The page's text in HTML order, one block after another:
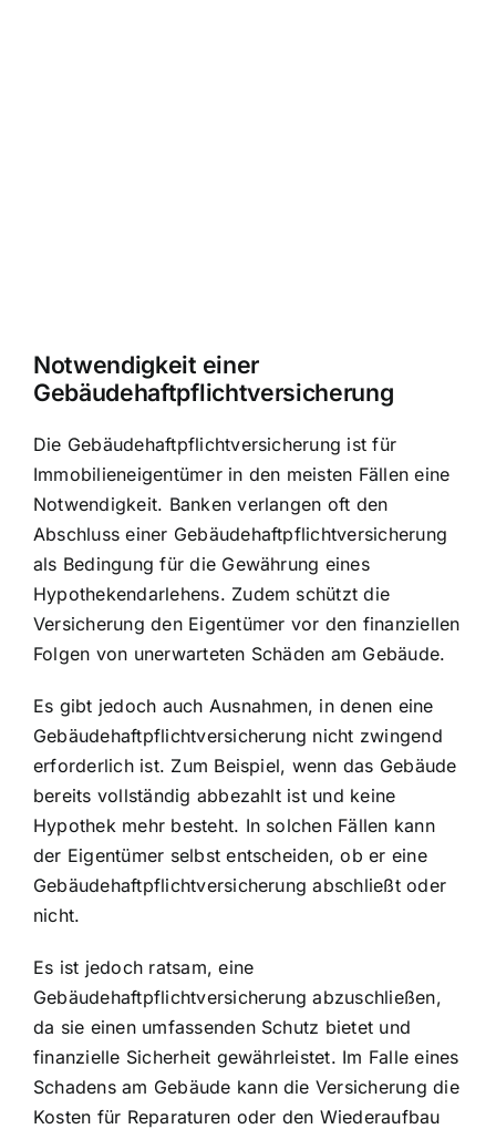
Notwendigkeit einer
Gebäudehaftpflichtversicherung
Die Gebäudehaftpflichtversicherung ist für
Immobilieneigentümer in den meisten Fällen eine
Notwendigkeit. Banken verlangen oft den
Abschluss einer Gebäudehaftpflichtversicherung
als Bedingung für die Gewährung eines
Hypothekendarlehens. Zudem schützt die
Versicherung den Eigentümer vor den finanziellen
Folgen von unerwarteten Schäden am Gebäude.
Es gibt jedoch auch Ausnahmen, in denen eine
Gebäudehaftpflichtversicherung nicht zwingend
erforderlich ist. Zum Beispiel, wenn das Gebäude
bereits vollständig abbezahlt ist und keine
Hypothek mehr besteht. In solchen Fällen kann
der Eigentümer selbst entscheiden, ob er eine
Gebäudehaftpflichtversicherung abschließt oder
nicht.
Es ist jedoch ratsam, eine
Gebäudehaftpflichtversicherung abzuschließen,
da sie einen umfassenden Schutz bietet und
finanzielle Sicherheit gewährleistet. Im Falle eines
Schadens am Gebäude kann die Versicherung die
Kosten für Reparaturen oder den Wiederaufbau